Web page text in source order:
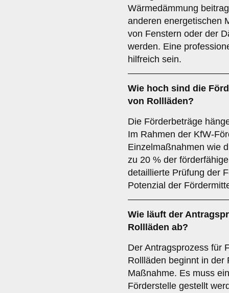
Wärmedämmung
anderen energetischen
von Fenstern oder der
werden. Eine
hilfreich sein.
Wie hoch sind die
von Rollläden?
Die Förderbeträge
Im Rahmen der KfW-
Einzelmaßnahmen wie
zu 20 % der
detaillierte Prüfung der
Potenzial der
Wie läuft der
Rollläden ab?
Der Antragsprozess für
Rollläden beginnt in der
Maßnahme. Es muss
Förderstelle gestellt